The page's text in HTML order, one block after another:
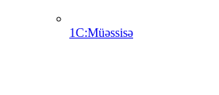
1C:Müəssisə